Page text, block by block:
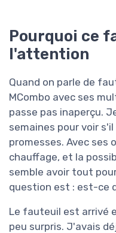
Pourquoi ce
l'attention
Quand on parle de
MCombo avec ses
passe pas inaperçu.
semaines pour voir
promesses. Avec ses
chauffage, et la
semble avoir tout
question est : est-ce
Le fauteuil est arrivé
peu surpris. J'avais